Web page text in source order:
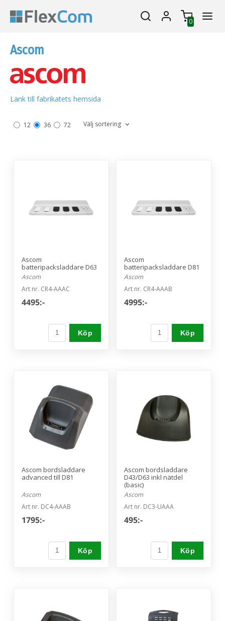
0
Ascom
Länk till fabrikatets hemsida
12 36 72 Välj sortering
Ascom
batteripacksladdare D63
Ascom
Art nr. CR4-AAAC
4495:-
Köp
Ascom
batteripacksladdare D81
Ascom
Art nr. CR4-AAAB
4995:-
Köp
Ascom bordsladdare
advanced till D81
Ascom
Art nr. DC4-AAAB
1795:-
Köp
Ascom bordsladdare
D43/D63 inkl nätdel
(basic)
Ascom
Art nr. DC3-UAAA
495:-
Köp